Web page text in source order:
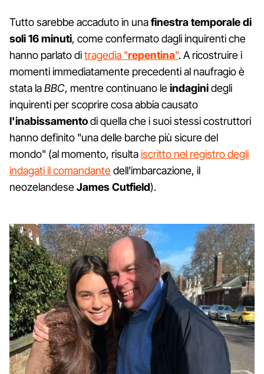
Tutto sarebbe accaduto in unafinestra temporale di
soli 16 minuti, come confermato dagli inquirenti che
hanno parlato ditragedia "repentina". A ricostruire i
momenti immediatamente precedenti al naufragio è
stata laBBC, mentre continuano leindaginidegli
inquirenti per scoprire cosa abbia causato
l'inabissamentodi quella che i suoi stessi costruttori
hanno definito "una delle barche più sicure del
mondo" (al momento, risultaiscritto nel registro degli
indagati il comandantedell'imbarcazione, il
neozelandeseJamesCutfield).